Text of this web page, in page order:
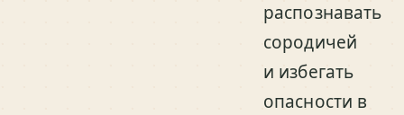
распознавать
сородичей
и избегать
опасности в